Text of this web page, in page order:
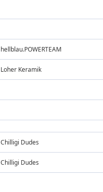
hellblau.POWERTEAM
Loher Keramik
Chilligi Dudes
Chilligi Dudes